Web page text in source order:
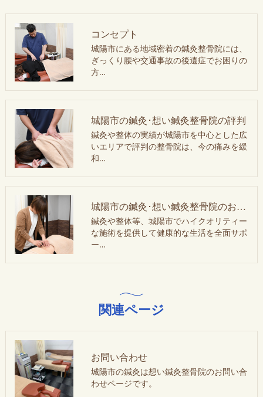
コンセプト
城陽市にある地域密着の鍼灸整骨院には、
ぎっくり腰や交通事故の後遺症でお困りの
方…
城陽市の鍼灸･想い鍼灸整骨院の評判
鍼灸や整体の実績が城陽市を中心とした広
いエリアで評判の整骨院は、今の痛みを緩
和…
城陽市の鍼灸･想い鍼灸整骨院のお客様の声
鍼灸や整体等、城陽市でハイクオリティー
な施術を提供して健康的な生活を全面サポ
ー…
関連ページ
お問い合わせ
城陽市の鍼灸は想い鍼灸整骨院のお問い合
わせページです。